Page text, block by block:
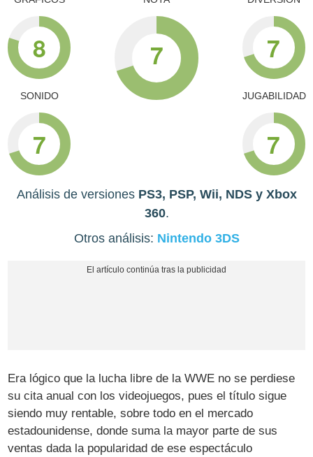
8
SONIDO
7
7 7
JUGABILIDAD
7
Análisis de versiones PS3, PSP, Wii, NDS y Xbox
360.
Otros análisis: Nintendo 3DS
Era lógico que la lucha libre de la WWE no se perdiese
su cita anual con los videojuegos, pues el título sigue
siendo muy rentable, sobre todo en el mercado
estadounidense, donde suma la mayor parte de sus
ventas dada la popularidad de ese espectáculo